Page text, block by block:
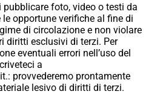
foto, video o testi da
opportune verifiche al fine di
di circolazione e non violare
diritti esclusivi di terzi. Per
eventuali errori nell’uso del
a
provvederemo prontamente
lesivo di diritti di terzi.